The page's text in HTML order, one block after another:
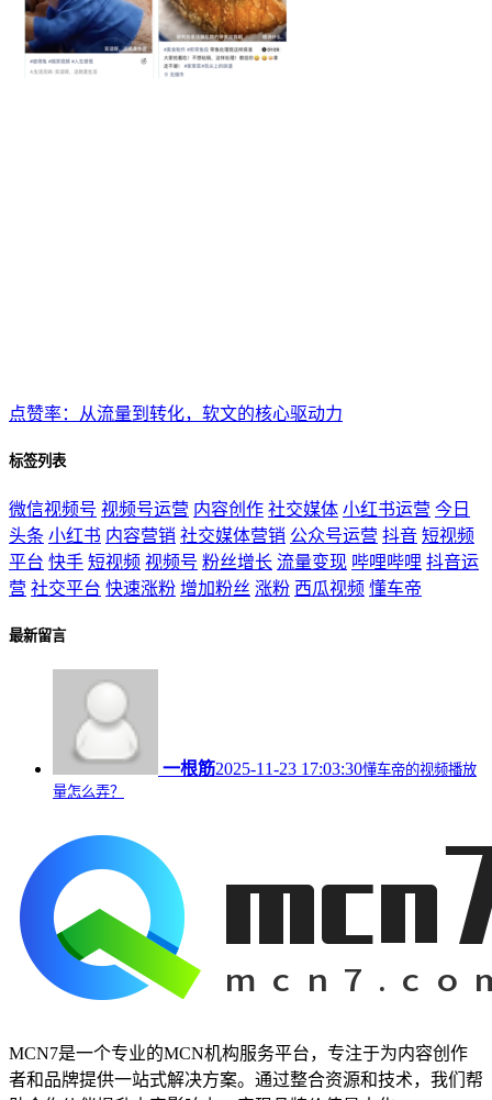
点赞率：从流量到转化，软文的核心驱动力
标签列表
微信视频号 视频号运营 内容创作 社交媒体 小红书运营 今日
头条 小红书 内容营销 社交媒体营销 公众号运营 抖音 短视频
平台 快手 短视频 视频号 粉丝增长 流量变现 哔哩哔哩 抖音运
营 社交平台 快速涨粉 增加粉丝 涨粉 西瓜视频 懂车帝
最新留言
一根筋2025-11-23 17:03:30懂车帝的视频播放
量怎么弄？
MCN7是一个专业的MCN机构服务平台，专注于为内容创作
者和品牌提供一站式解决方案。通过整合资源和技术，我们帮